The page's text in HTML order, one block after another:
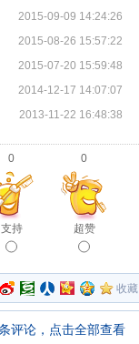
2015-09-09 14:24:26
2015-08-26 15:57:22
2015-07-20 15:59:48
2014-12-17 14:07:07
2013-11-22 16:48:38
0
支持
0
超赞
收藏